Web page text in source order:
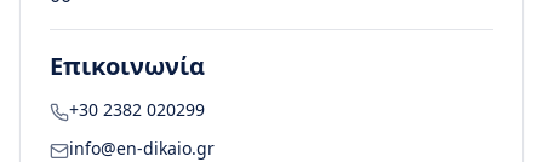
Επικοινωνία
+30 2382 020299
info@en-dikaio.gr